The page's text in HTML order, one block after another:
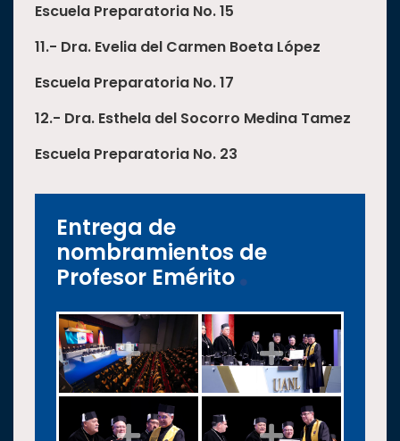
Escuela Preparatoria No. 15
11.- Dra. Evelia del Carmen Boeta López
Escuela Preparatoria No. 17
12.- Dra. Esthela del Socorro Medina Tamez
Escuela Preparatoria No. 23
Entrega de
nombramientos de
Profesor Emérito